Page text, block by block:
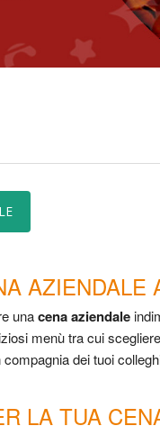
AZIENDALE
unacena aziendale
menù tra cui
dei tuoi
LA TUA